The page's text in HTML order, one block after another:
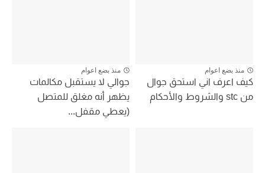
منذ بضع اعوام
كيف اعرف اني استحق جوال
من stc والشروط والأحكام
منذ بضع اعوام
جوالي لا يستقبل مكالمات
يظهر أنه مغلق للمتصل
(يعطي مقفل...